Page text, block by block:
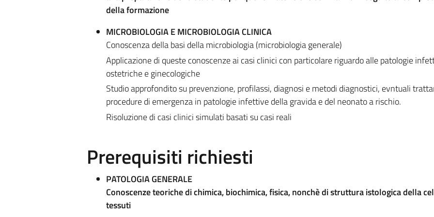
della formazione
MICROBIOLOGIA E MICROBIOLOGIA CLINICA
Conoscenza della basi della microbiologia (microbiologia generale)
Applicazione di queste conoscenze ai casi clinici con particolare riguardo alle patologie
ostetriche e ginecologiche
Studio approfondito su prevenzione, profilassi, diagnosi e metodi diagnostici, evntuali
procedure di emergenza in patologie infettive della gravida e del neonato a rischio.
Risoluzione di casi clinici simulati basati su casi reali
Prerequisiti richiesti
PATOLOGIA GENERALE
Conoscenze teoriche di chimica, biochimica, fisica, nonchè di struttura istologica della
tessuti